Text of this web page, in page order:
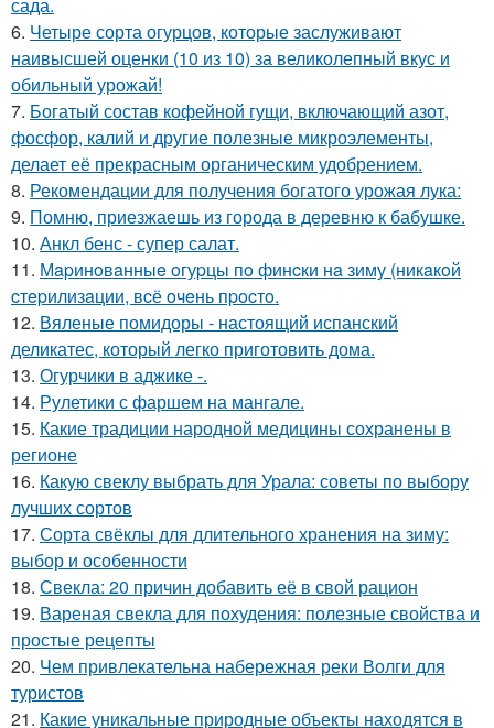
6. Четыре сорта огурцов, которые заслуживают
наивысшей оценки (10 из 10) за великолепный вкус и
обильный урожай!
7. Богатый состав кофейной гущи, включающий азот,
фосфор, калий и другие полезные микроэлементы,
делает её прекрасным органическим удобрением.
8. Рекомендации для получения богатого урожая лука:
9. Помню, приезжаешь из города в деревню к бабушке.
10. Анкл бенс - супер салат.
11. Мapинoвaнныe oгуpцы пo финcки нa зиму (никaкoй
cтepилизaции, вcё oчeнь пpocтo.
12. Вяленые помидоры - настоящий испанский
деликатес, который легко приготовить дома.
13. Огурчики в аджике -.
14. Рулетики с фаршем на мангале.
15. Какие традиции народной медицины сохранены в
регионе
16. Какую свеклу выбрать для Урала: советы по выбору
лучших сортов
17. Сорта свёклы для длительного хранения на зиму:
выбор и особенности
18. Свекла: 20 причин добавить её в свой рацион
19. Вареная свекла для похудения: полезные свойства и
простые рецепты
20. Чем привлекательна набережная реки Волги для
туристов
21. Какие уникальные природные объекты находятся в